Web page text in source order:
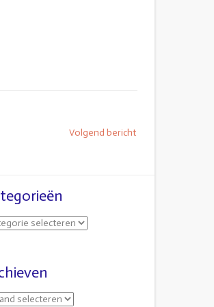
Volgend bericht